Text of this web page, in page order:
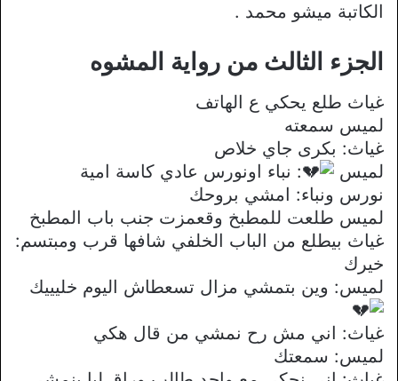
الكاتبة ميشو محمد .
الجزء الثالث من رواية المشوه
غياث طلع يحكي ع الهاتف
لميس سمعته
غياث: بكرى جاي خلاص
لميس
: نباء اونورس عادي كاسة امية
نورس ونباء: امشي بروحك
لميس طلعت للمطبخ وقعمزت جنب باب المطبخ
غياث بيطلع من الباب الخلفي شافها قرب ومبتسم:
خيرك
لميس: وين بتمشي مزال تسعطاش اليوم خليييك
غياث: اني مش رح نمشي من قال هكي
لميس: سمعتك